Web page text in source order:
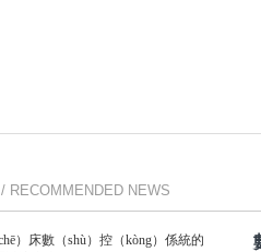
/ RECOMMENDED NEWS